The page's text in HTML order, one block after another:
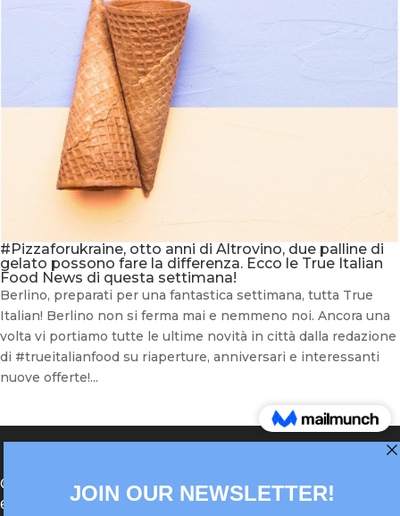
#Pizzaforukraine, otto anni di Altrovino, due palline di
gelato possono fare la differenza. Ecco le True Italian
Food News di questa settimana!
Berlino, preparati per una fantastica settimana, tutta True
Italian! Berlino non si ferma mai e nemmeno noi. Ancora una
volta vi portiamo tutte le ultime novità in città dalla redazione
di #trueitalianfood su riaperture, anniversari e interessanti
nuove offerte!...
®Berlin Italian Communication 2022 +49(0)30
62867442
info@old.true-italian.com